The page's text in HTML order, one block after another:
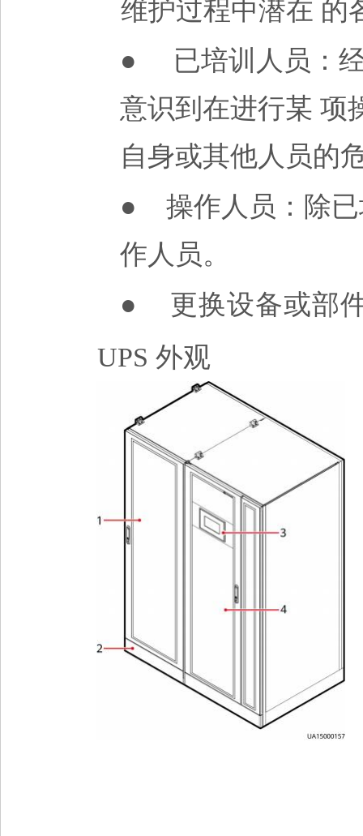
维护过程中潜在 的
● 已培训人员：经
意识到在进行某 项
自身或其他人员的
● 操作人员：除
作人员。
●
更换设备或部
UPS 外观